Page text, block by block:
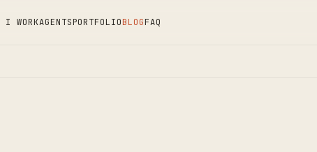
I WORKAGENTSPORTFOLIOBLOGFAQ